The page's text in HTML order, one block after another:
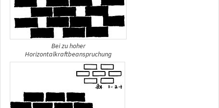
Bei zu hoher
Horizontalkraftbeanspruchung